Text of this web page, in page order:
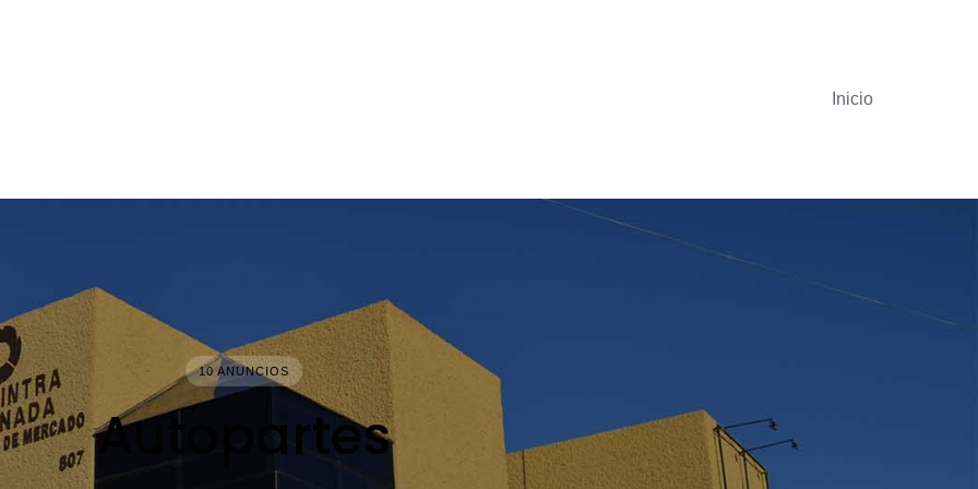
Inicio
10 ANUNCIOS
Autopartes